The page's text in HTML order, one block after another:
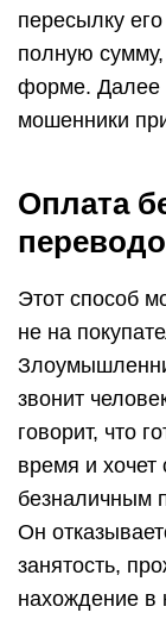
пересылку
полную
форме. Далее
мошенники
Оплата
Этот способ
не на
звонит
говорит, что
время и хочет
безналичным
Он
занятость,
нахождение в